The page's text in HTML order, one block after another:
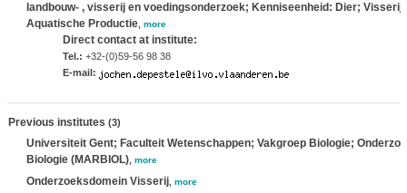
landbouw- , visserij en voedingsonderzoek; Kenniseenheid: Dier; Visserij
Aquatische Productie, more
Direct contact at institute:
Tel.: +32-(0)59-56 98 38
E-mail:
Previous institutes (3)
Universiteit Gent; Faculteit Wetenschappen; Vakgroep Biologie;
Biologie (MARBIOL), more
Onderzoeksdomein Visserij, more